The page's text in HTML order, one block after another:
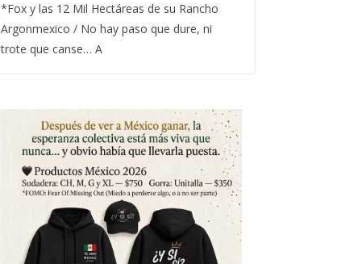
*Fox y las 12 Mil Hectáreas de su Rancho
Argonmexico / No hay paso que dure, ni
trote que canse… A